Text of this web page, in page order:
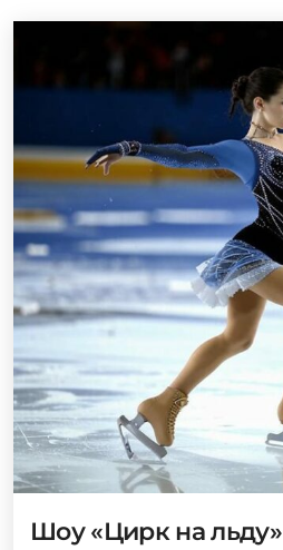
Шоу «Цирк на льду»